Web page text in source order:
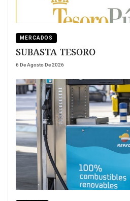
MERCADOS
SUBASTA TESORO
6 De Agosto De 2026